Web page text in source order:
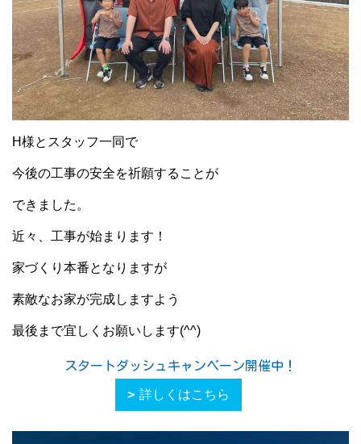
H様とスタッフ一同で
今後の工事の安全を祈願することが
できました。
近々、工事が始まります！
家づくり本番となりますが
素敵なお家が完成しますよう
最後まで宜しくお願いします(^^)
スタートダッシュキャンペーン開催中！
詳しくはこちら